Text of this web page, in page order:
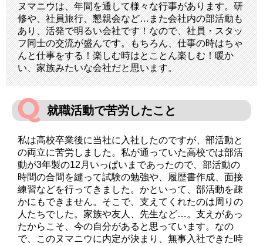
ヌマニウは、年間を通して様々な行事があります。研
修や、社員旅行、懇親会など…また会社内の部活動も
あり、活発で明るい会社です！なので、社員・スタッ
フ同士の交流が盛んです。もちろん、仕事の時はちゃ
んと仕事をする！楽しむ時はとことん楽しむ！暖か
い、家族みたいな会社だと思います。
就職活動で苦労したこと
私は高校卒業後に当社に入社したのですが、部活動と
の両立に苦労しました。私が通っていた高校では部活
動が3年製の12月いっぱいまであったので、部活動の
時間の合間を縫って試験の勉強や、履歴書作成、面接
練習などを行ってきました。かといって、部活動を疎
かにもできません。そこで、支えてくれたのは周りの
人たちでした。家族や友人、先生など…。支えがあっ
たからこそ、今の自分があると思っています。なの
で、このヌマニウに内定が決まり、無事入社できた時